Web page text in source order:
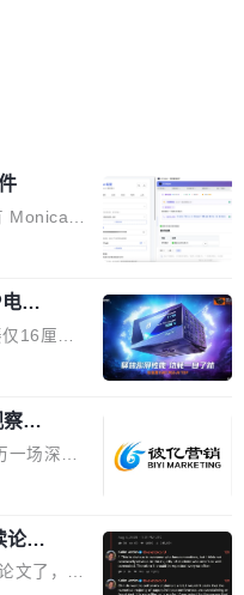
Monica、
览器插件
这个问题
发者的。
器插件。
弹出解
是同一类
们能读取
再返回一
觉得差点
需要填50
比如我
造旗
16厘米
技近日正
台打
定功率
5.1
材与内置
PC主机
钛金雕1
：
转移
场深刻
场从2025
120亿美
更是从20
论文
文了，而